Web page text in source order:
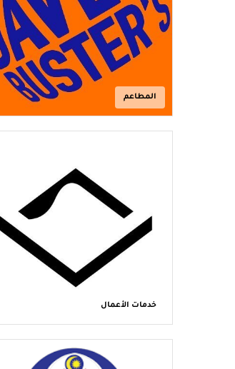
المطاعم
خدمات الأعمال